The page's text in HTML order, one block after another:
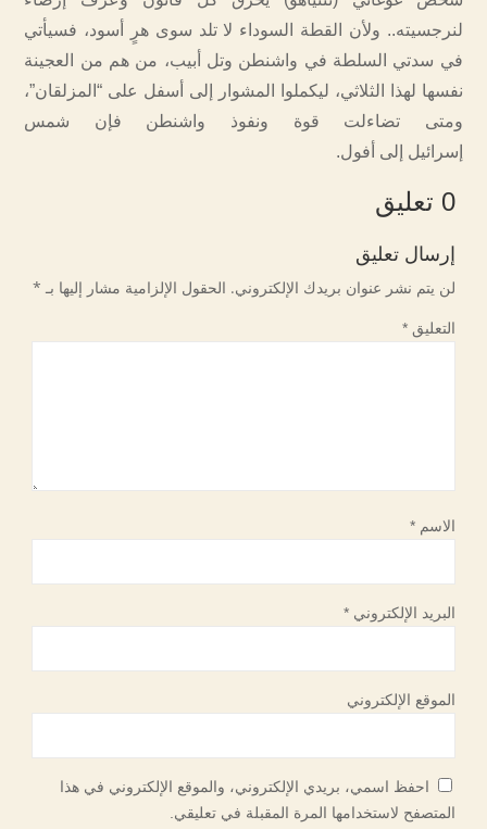
لنرجسيته.. ولأن القطة السوداء لا تلد سوى هرٍ أسود، فسيأتي
في سدتي السلطة في واشنطن وتل أبيب، من هم من العجينة
نفسها لهذا الثلاثي، ليكملوا المشوار إلى أسفل على “المزلقان”،
ومتى تضاءلت قوة ونفوذ واشنطن فإن شمس
إسرائيل إلى أفول.
0 تعليق
إرسال تعليق
لن يتم نشر عنوان بريدك الإلكتروني. الحقول الإلزامية مشار إليها بـ *
التعليق*
الاسم*
البريد الإلكتروني*
الموقع الإلكتروني
احفظ اسمي، بريدي الإلكتروني، والموقع الإلكتروني في هذا
المتصفح لاستخدامها المرة المقبلة في تعليقي.